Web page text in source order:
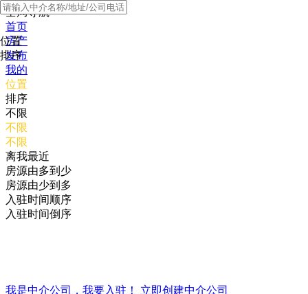
全局导航
首页
房产
发布
我的
位置
排序
位置
排序
不限
不限
不限
离我最近
房源由多到少
房源由少到多
入驻时间顺序
入驻时间倒序
我是中介公司，我要入驻！ 立即创建中介公司